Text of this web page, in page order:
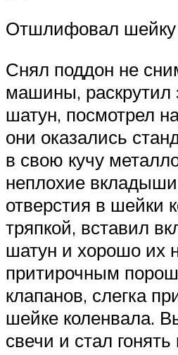
Отшлифовал шейку
Снял поддон не
машины, раскрутил
шатун, посмотрел
они оказались
в свою кучу
неплохие
отверстия в шейки
тряпкой, вставил
шатун и хорошо их
притирочным
клапанов, слегка
шейке коленвала.
свечи и стал гонять